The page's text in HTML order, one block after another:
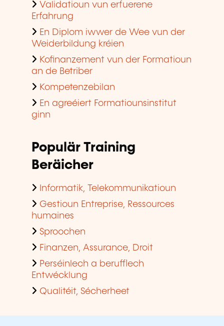
Validatioun vun erfuerene
Erfahrung
En Diplom iwwer de Wee vun der
Weiderbildung kréien
Kofinanzement vun der Formatioun
an de Betriber
Kompetenzebilan
En agreéiert Formatiounsinstitut
ginn
Populär Training
Beräicher
Informatik, Telekommunikatioun
Gestioun Entreprise, Ressources
humaines
Sproochen
Finanzen, Assurance, Droit
Perséinlech a berufflech
Entwécklung
Qualitéit, Sécherheet